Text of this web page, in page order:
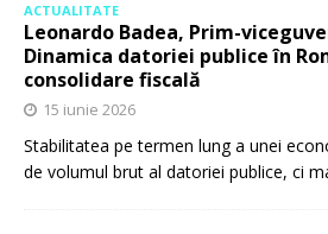
ACTUALITATE
Leonardo Badea, Prim-
Dinamica datoriei publice în
consolidare fiscală
15 iunie 2026
Stabilitatea pe termen lung a unei
de volumul brut al datoriei publice, ci